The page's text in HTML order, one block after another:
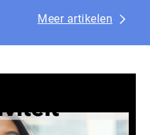
Meer artikelen